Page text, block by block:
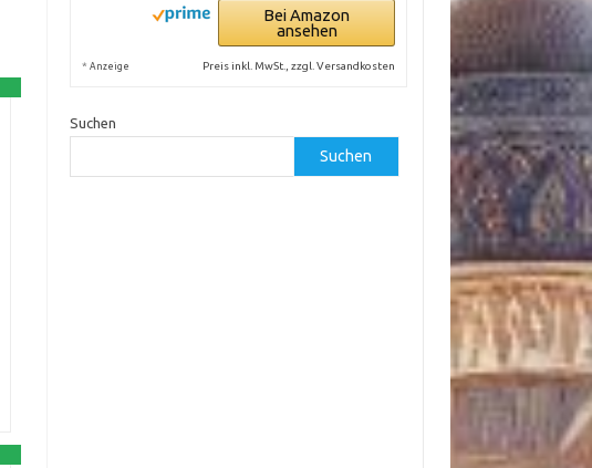
Bei Amazon
ansehen
* Anzeige Preis inkl. MwSt., zzgl. Versandkosten
Suchen
Suchen